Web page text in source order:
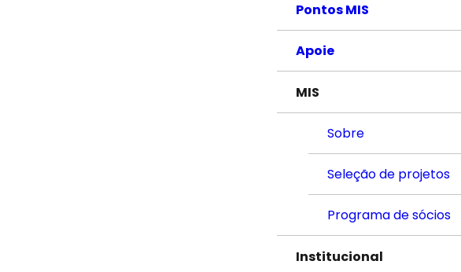
Pontos MIS
Apoie
MIS
Sobre
Seleção de projetos
Programa de sócios
Institucional